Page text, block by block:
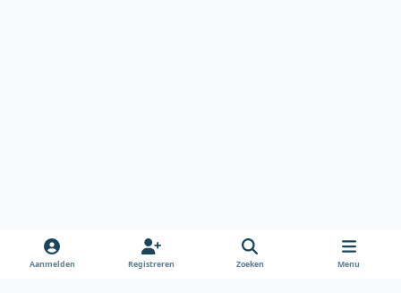
Aanmelden Registreren Zoeken Menu